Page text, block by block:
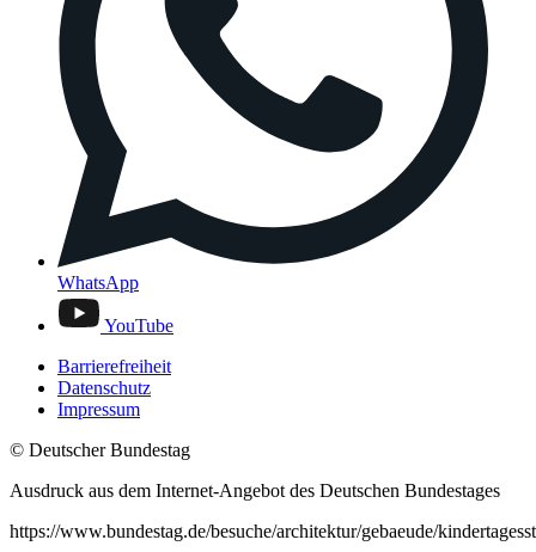
WhatsApp
YouTube
Barrierefreiheit
Datenschutz
Impressum
© Deutscher Bundestag
Ausdruck aus dem Internet-Angebot des Deutschen Bundestages
https://www.bundestag.de/besuche/architektur/gebaeude/